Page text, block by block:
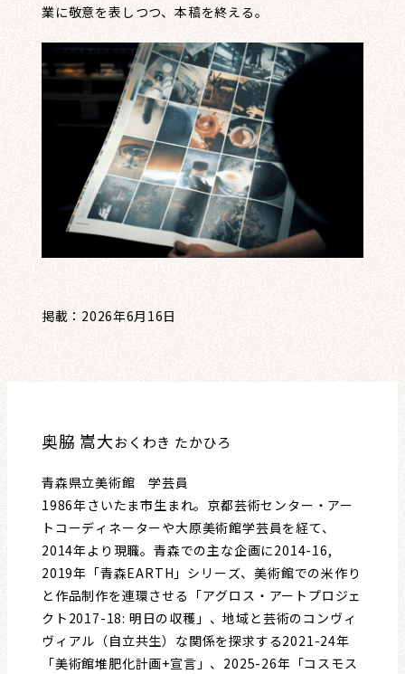
業に敬意を表しつつ、本稿を終える。
掲載：2026年6月16日
奥脇 嵩大おくわき たかひろ
青森県立美術館 学芸員
1986年さいたま市生まれ。京都芸術センター・アー
トコーディネーターや大原美術館学芸員を経て、
2014年より現職。青森での主な企画に2014-16,
2019年「青森EARTH」シリーズ、美術館での米作り
と作品制作を連環させる「アグロス・アートプロジェ
クト2017-18: 明日の収穫」、地域と芸術のコンヴィ
ヴィアル（自立共生）な関係を探求する2021-24年
「美術館堆肥化計画+宣言」、2025-26年「コスモス